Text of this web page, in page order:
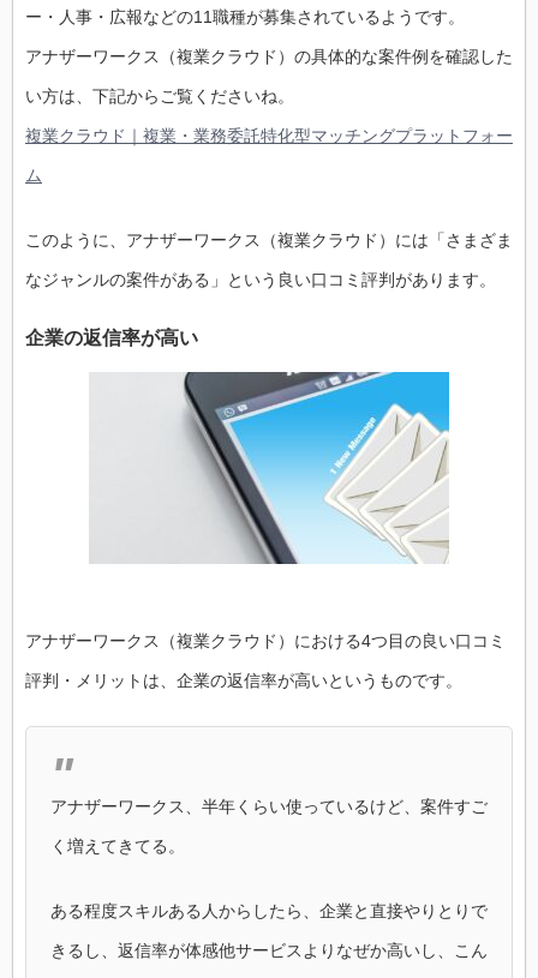
ー・人事・広報などの11職種が募集されているようです。
アナザーワークス（複業クラウド）の具体的な案件例を確認した
い方は、下記からご覧くださいね。
複業クラウド｜複業・業務委託特化型マッチングプラットフォー
ム
このように、アナザーワークス（複業クラウド）には「さまざま
なジャンルの案件がある」という良い口コミ評判があります。
企業の返信率が高い
アナザーワークス（複業クラウド）における4つ目の良い口コミ
評判・メリットは、企業の返信率が高いというものです。
アナザーワークス、半年くらい使っているけど、案件すご
く増えてきてる。
ある程度スキルある人からしたら、企業と直接やりとりで
きるし、返信率が体感他サービスよりなぜか高いし、こん